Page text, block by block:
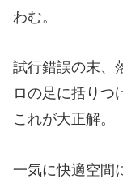
わむ。
試行錯誤の末、
ロの足に括りつ
これが大正解。
一気に快適空間